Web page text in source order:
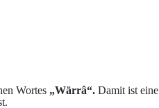
Wortes „Wärrâ“. Damit ist